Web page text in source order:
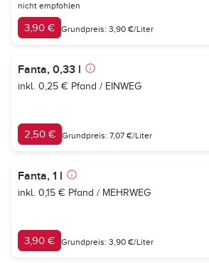
nicht empfohlen
3,90 € Grundpreis: 3,90 €/Liter
Fanta, 0,33 l
inkl. 0,25 € Pfand / EINWEG
2,50 € Grundpreis: 7,07 €/Liter
Fanta, 1 l
inkl. 0,15 € Pfand / MEHRWEG
3,90 € Grundpreis: 3,90 €/Liter